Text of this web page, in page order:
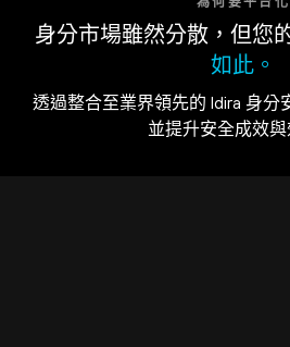
身分市場雖然分散，但您
如此。
透過整合至業界領先的 Idira 身分
並提升安全成效與